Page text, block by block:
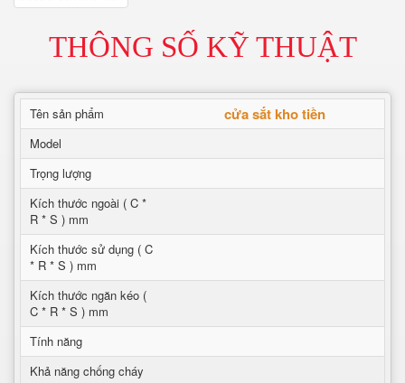
THÔNG SỐ KỸ THUẬT
Tên sản phẩm cửa sắt kho tiền
Model
Trọng lượng
Kích thước ngoài ( C *
R * S ) mm
Kích thước sử dụng ( C
* R * S ) mm
Kích thước ngăn kéo (
C * R * S ) mm
Tính năng
Khả năng chống cháy